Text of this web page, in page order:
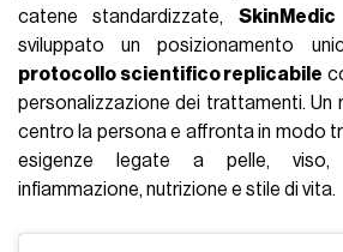
catene standardizzate,
sviluppato un posizionamento
protocollo scientifico replicabile
personalizzazione dei trattamenti. Un
centro la persona e affronta in modo
esigenze legate a pelle, viso,
infiammazione, nutrizione e stile di vita.